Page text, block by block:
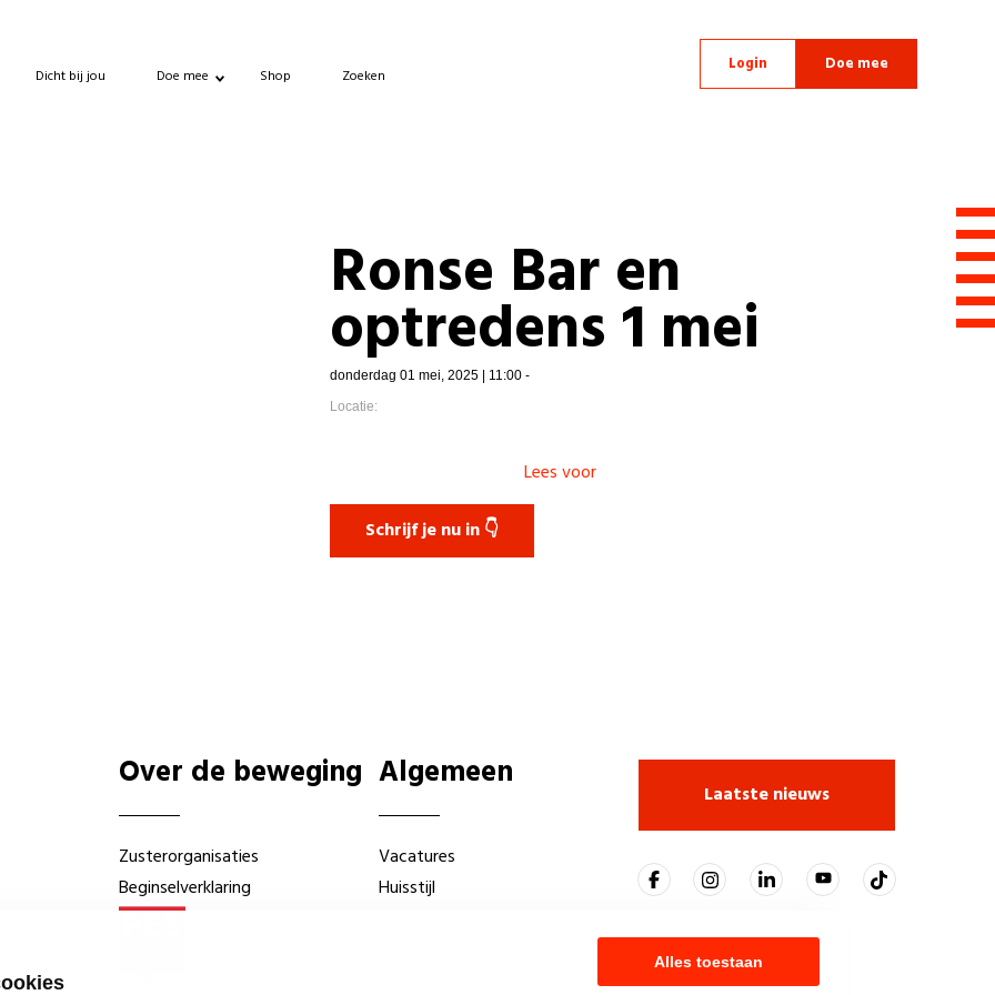
Alles toestaan
Dicht bij jou Doe mee Shop Zoeken
Login Doe mee
Ronse Bar en
optredens 1 mei
donderdag 01 mei, 2025 | 11:00 -
Locatie:
Lees voor
Schrijf je nu in 👇
Over de beweging
Zusterorganisaties
Beginselverklaring
Algemeen
Vacatures
Huisstijl
Laatste nieuws